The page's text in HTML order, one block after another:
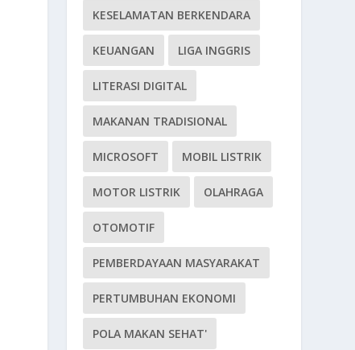
KESELAMATAN BERKENDARA
KEUANGAN LIGA INGGRIS
LITERASI DIGITAL
MAKANAN TRADISIONAL
MICROSOFT MOBIL LISTRIK
MOTOR LISTRIK OLAHRAGA
OTOMOTIF
PEMBERDAYAAN MASYARAKAT
PERTUMBUHAN EKONOMI
POLA MAKAN SEHAT'